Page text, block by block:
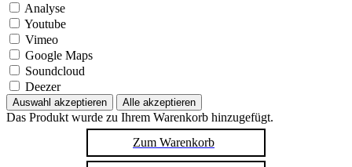
Analyse
Youtube
Vimeo
Google Maps
Soundcloud
Deezer
Auswahl akzeptieren Alle akzeptieren
Das Produkt wurde zu Ihrem Warenkorb hinzugefügt.
Zum Warenkorb